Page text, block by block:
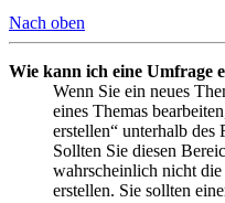
Nach oben
Wie kann ich eine Umfrage
Wenn Sie ein neues
eines Themas
erstellen“ unterhalb des
Sollten Sie diesen
wahrscheinlich nicht
erstellen. Sie sollten